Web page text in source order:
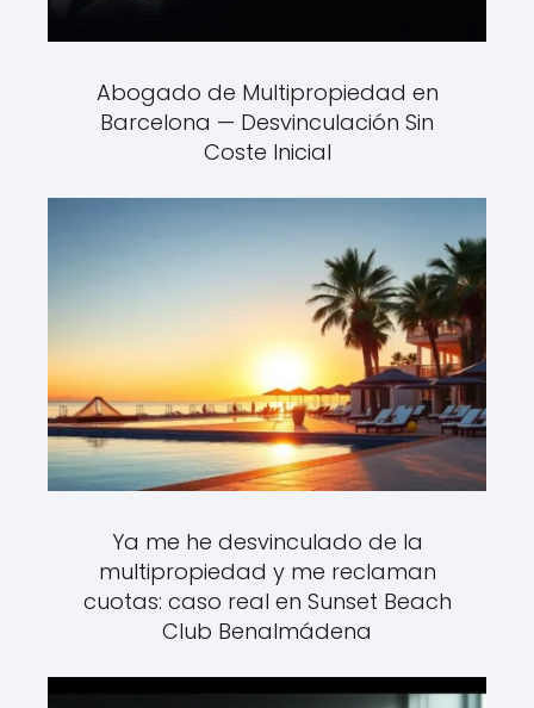
Abogado de Multipropiedad en
Barcelona — Desvinculación Sin
Coste Inicial
Ya me he desvinculado de la
multipropiedad y me reclaman
cuotas: caso real en Sunset Beach
Club Benalmádena